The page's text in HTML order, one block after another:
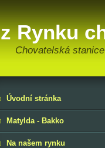
z Rynku
Chovatelská
Úvodní stránka
Matylda - Bakko
Na našem rynku